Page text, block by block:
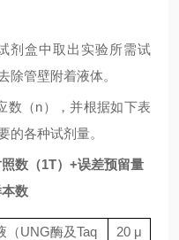
剂盒中取出实验所需试
除管壁附着液体。
数（n），并根据如下表
的各种试剂量。
数（1T） +误差预留量
数
（UNG酶及Taq
20 μ